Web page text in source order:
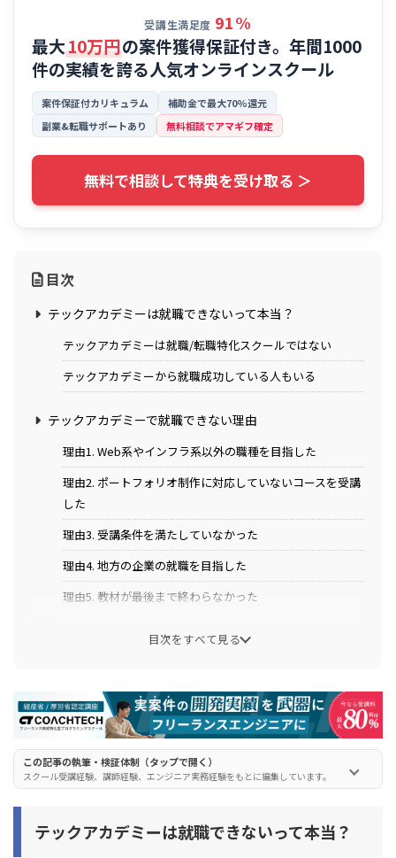
受講生満足度 91%
最大10万円の案件獲得保証付き。年間1000
件の実績を誇る人気オンラインスクール
案件保証付カリキュラム
補助金で最大70%還元
副業&転職サポートあり
無料相談でアマギフ確定
無料で相談して特典を受け取る ＞
目次
テックアカデミーは就職できないって本当？
テックアカデミーは就職/転職特化スクールではない
テックアカデミーから就職成功している人もいる
テックアカデミーで就職できない理由
理由1. Web系やインフラ系以外の職種を目指した
理由2. ポートフォリオ制作に対応していないコースを受講
した
理由3. 受講条件を満たしていなかった
理由4. 地方の企業の就職を目指した
理由5. 教材が最後まで終わらなかった
テックアカデミーで就職できなかった人の評判・口コ
テックアカデミーで就職失敗しない方法・コツ
方法1. 学習サポートを活用する
方法2. Web系・インフラ系のコースを受講する
方法3. ポートフォリオを作り込む
方法4. 受講生限定の転職サポートを利用する
目次をすべて見る
この記事の執筆・検証体制（タップで開く）
スクール受講経験、講師経験、エンジニア実務経験をもとに編集しています。
テックアカデミーは就職できないって本当？